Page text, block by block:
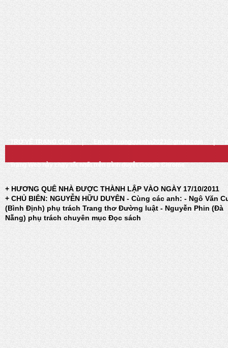
TRỞ VỀ TRANG CHỦ Email: huongquenha2023@gmail.com
Trang Web này chạy tốt nhất trên trình duyệt Google Chrome
+ HƯƠNG QUÊ NHÀ ĐƯỢC THÀNH LẬP VÀO NGÀY 17/10/2011
+ CHỦ BIÊN: NGUYỄN HỮU DUYÊN - Cùng các anh: - Ngô Văn
(Bình Định) phụ trách Trang thơ Đường luật - Nguyễn Phin (Đà
Nẵng) phụ trách chuyên mục Đọc sách